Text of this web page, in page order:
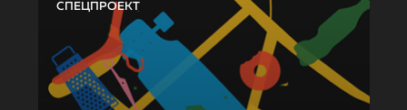
СПЕЦПРОЕКТ